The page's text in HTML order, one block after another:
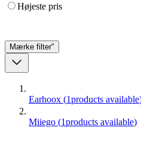
Højeste pris
Mærke filter"
Earhoox (1products available
Miiego (1products available)